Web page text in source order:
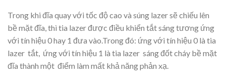
Trong khi đĩa quay với tốc độ cao và súng lazer sẽ chiếu lên
bề mặt đĩa, thì tia lazer được điều khiển tắt sáng tương ứng
với tín hiệu 0 hay 1 đưa vào.Trong đó: ứng với tín hiệu 0 là tia
lazer tắt, ứng với tín hiệu 1 là tia lazer sáng đốt cháy bề mặt
đĩa thành một điểm làm mất khả năng phản xạ.